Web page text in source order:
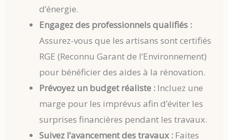
d’énergie.
Engagez des professionnels qualifiés :
Assurez-vous que les artisans sont certifiés
RGE (Reconnu Garant de l’Environnement)
pour bénéficier des aides à la rénovation.
Prévoyez un budget réaliste : Incluez une
marge pour les imprévus afin d’éviter les
surprises financières pendant les travaux.
Suivez l’avancement des travaux : Faites